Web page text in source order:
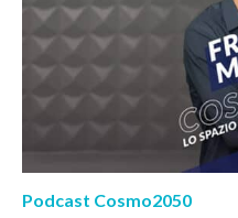
Podcast Cosmo2050